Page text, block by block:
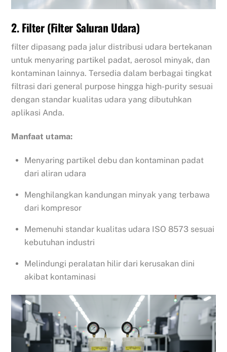
2. Filter (Filter Saluran Udara)
filter dipasang pada jalur distribusi udara bertekanan
untuk menyaring partikel padat, aerosol minyak, dan
kontaminan lainnya. Tersedia dalam berbagai tingkat
filtrasi dari general purpose hingga high-purity sesuai
dengan standar kualitas udara yang dibutuhkan
aplikasi Anda.
Manfaat utama:
Menyaring partikel debu dan kontaminan padat
dari aliran udara
Menghilangkan kandungan minyak yang terbawa
dari kompresor
Memenuhi standar kualitas udara ISO 8573 sesuai
kebutuhan industri
Melindungi peralatan hilir dari kerusakan dini
akibat kontaminasi